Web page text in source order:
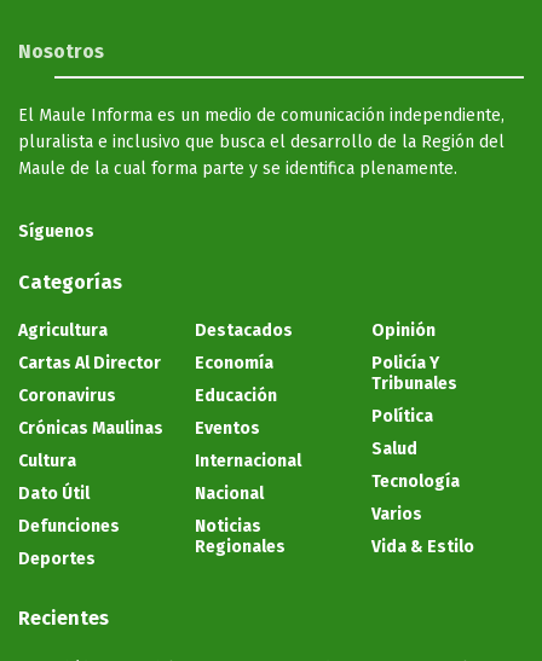
Nosotros
El Maule Informa es un medio de comunicación independiente,
pluralista e inclusivo que busca el desarrollo de la Región del
Maule de la cual forma parte y se identifica plenamente.
Síguenos
Categorías
Agricultura
Cartas Al Director
Coronavirus
Crónicas Maulinas
Cultura
Dato Útil
Defunciones
Deportes
Destacados
Economía
Educación
Eventos
Internacional
Nacional
Noticias
Regionales
Opinión
Policía Y
Tribunales
Política
Salud
Tecnología
Varios
Vida & Estilo
Recientes